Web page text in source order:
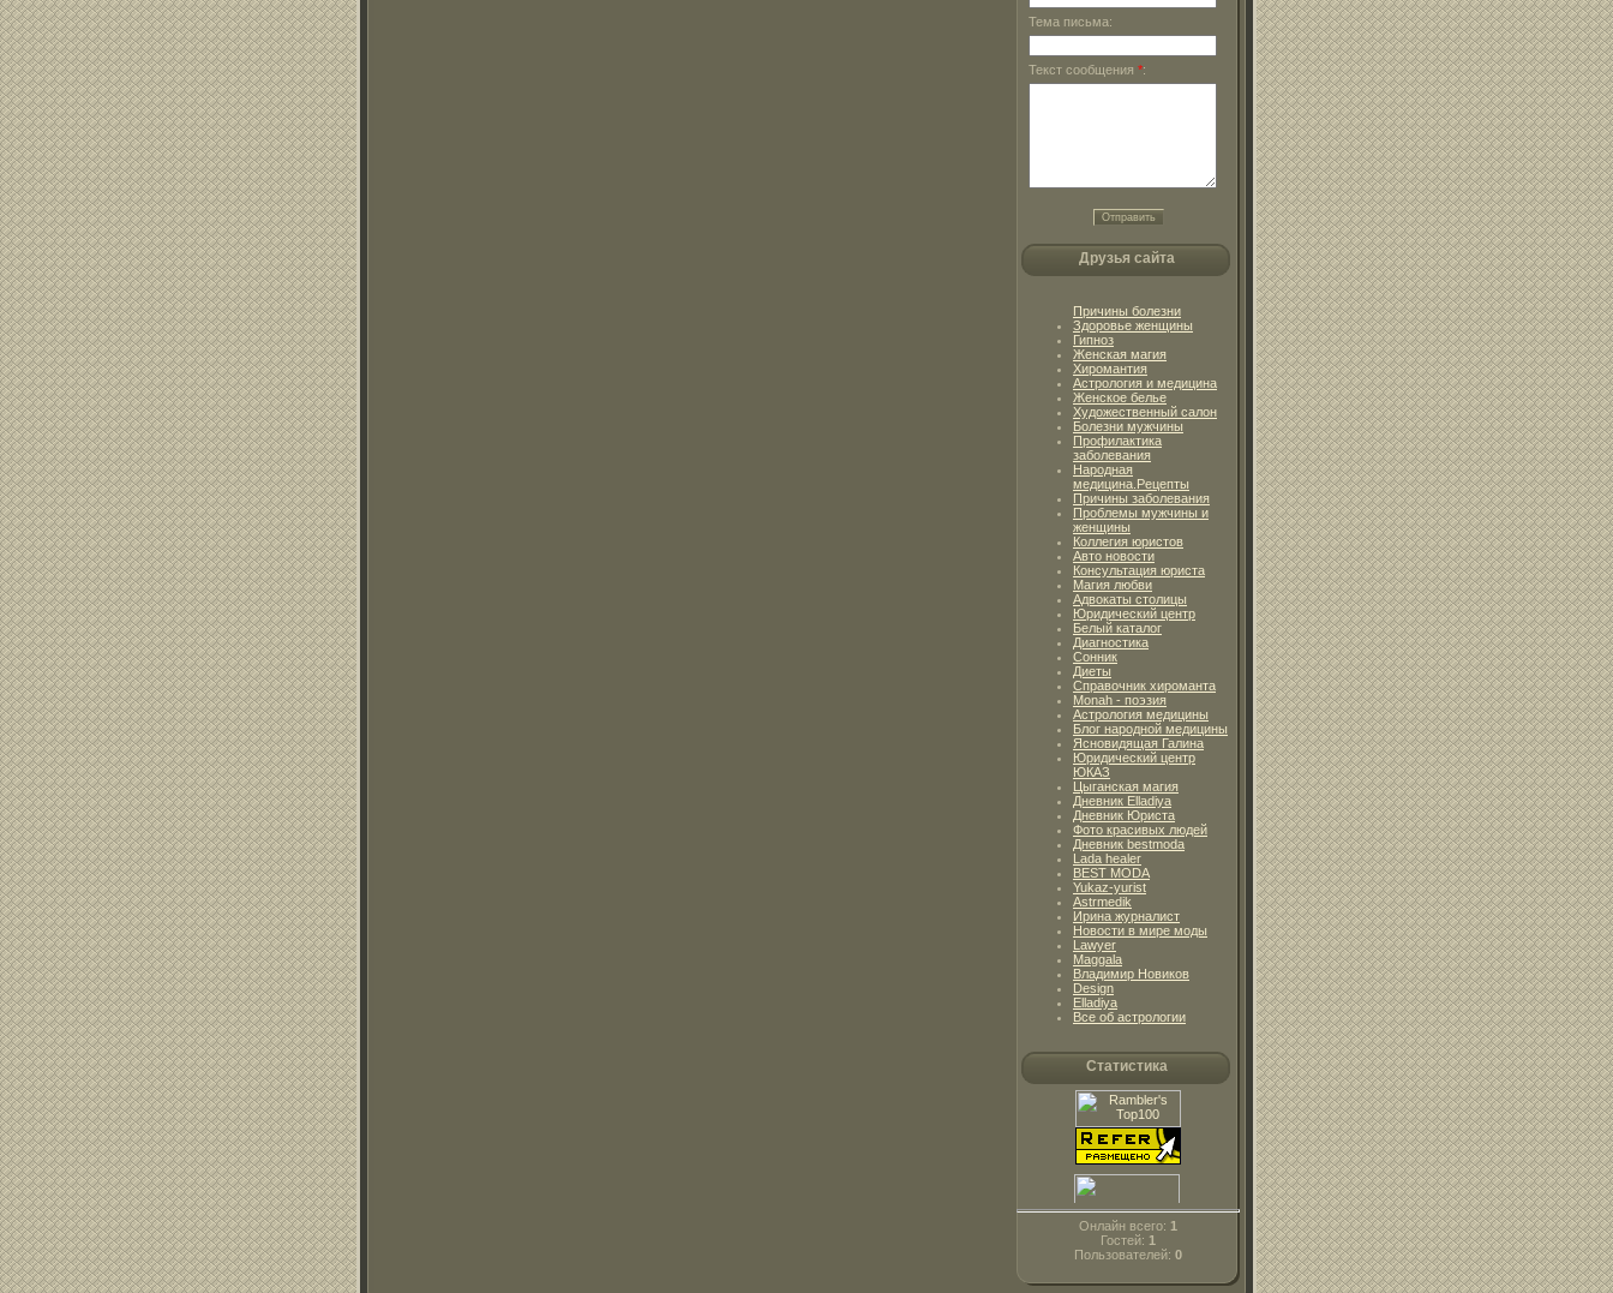
Тема письма:
Текст сообщения *:
Друзья сайта
Причины болезни
Здоровье женщины
Гипноз
Женская магия
Хиромантия
Астрология и медицина
Женское белье
Художественный салон
Болезни мужчины
Профилактика
заболевания
Народная
медицина.Рецепты
Причины заболевания
Проблемы мужчины и
женщины
Коллегия юристов
Авто новости
Консультация юриста
Магия любви
Адвокаты столицы
Юридический центр
Белый каталог
Диагностика
Сонник
Диеты
Справочник хироманта
Monah - поэзия
Астрология медицины
Блог народной медицины
Ясновидящая Галина
Юридический центр
ЮКАЗ
Цыганская магия
Дневник Elladiya
Дневник Юриста
Фото красивых людей
Дневник bestmoda
Lada healer
BEST MODA
Yukaz-yurist
Astrmedik
Ирина журналист
Новости в мире моды
Lawyer
Maggala
Владимир Новиков
Design
Elladiya
Все об астрологии
Статистика
Онлайн всего: 1
Гостей: 1
Пользователей: 0